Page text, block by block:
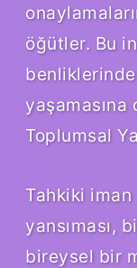
öğütler. Bu
yaşamasına
Toplumsal
Tahkiki iman
yansıması,
bireysel bir